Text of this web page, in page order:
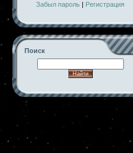
Забыл пароль | Регистрация
Поиск